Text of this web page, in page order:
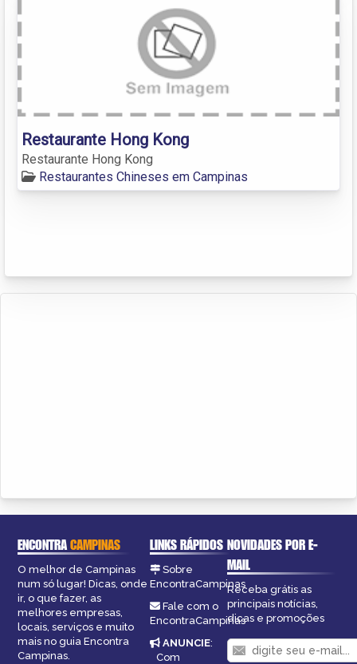
Restaurante Hong Kong
Restaurante Hong Kong
Restaurantes Chineses em Campinas
ENCONTRACAMPINAS
O melhor de Campinas
num só lugar! Dicas, onde
ir, o que fazer, as
melhores empresas,
locais, serviços e muito
mais no guia Encontra
Campinas.
LINKS RÁPIDOS
Sobre
EncontraCampinas
Fale com o
EncontraCampinas
ANUNCIE:
Com
NOVIDADES POR E-
MAIL
Receba grátis as
principais notícias,
dicas e promoções